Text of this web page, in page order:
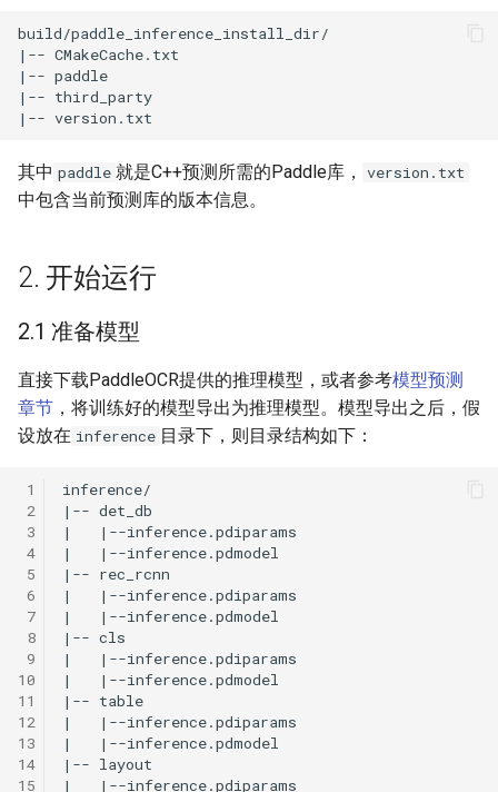
其中 paddle 就是C++预测所需的Paddle库， version.txt
中包含当前预测库的版本信息。
2. 开始运行
2.1 准备模型
直接下载PaddleOCR提供的推理模型，或者参考模型预测
章节 ，将训练好的模型导出为推理模型。模型导出之后，假
设放在 inference 目录下，则目录结构如下：
1
2
3
4
5
6
7
8
9
10
11
12
13
14
15